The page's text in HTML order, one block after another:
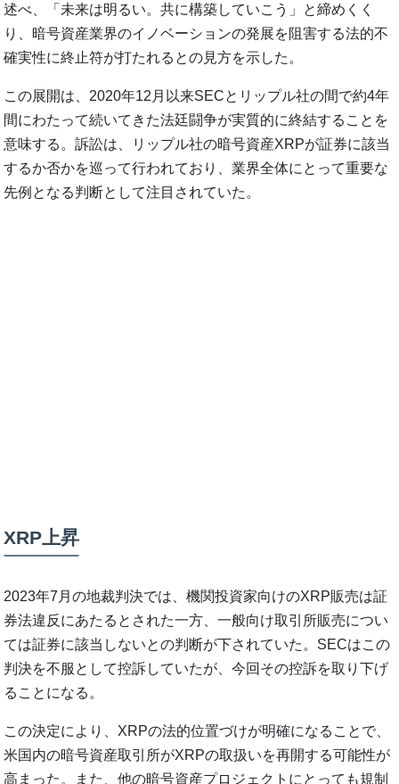
述べ、「未来は明るい。共に構築していこう」と締めくく
り、暗号資産業界のイノベーションの発展を阻害する法的不
確実性に終止符が打たれるとの見方を示した。
この展開は、2020年12月以来SECとリップル社の間で約4年
間にわたって続いてきた法廷闘争が実質的に終結することを
意味する。訴訟は、リップル社の暗号資産XRPが証券に該当
するか否かを巡って行われており、業界全体にとって重要な
先例となる判断として注目されていた。
XRP上昇
2023年7月の地裁判決では、機関投資家向けのXRP販売は証
券法違反にあたるとされた一方、一般向け取引所販売につい
ては証券に該当しないとの判断が下されていた。SECはこの
判決を不服として控訴していたが、今回その控訴を取り下げ
ることになる。
この決定により、XRPの法的位置づけが明確になることで、
米国内の暗号資産取引所がXRPの取扱いを再開する可能性が
高まった。また、他の暗号資産プロジェクトにとっても規制